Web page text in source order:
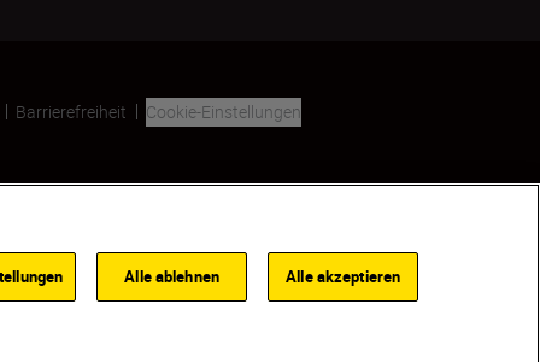
Barrierefreiheit
Cookie-Einstellungen
Alle ablehnen Alle akzeptieren